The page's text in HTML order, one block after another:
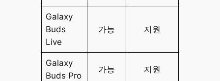
Galaxy
Buds
Live
가능 지원
Galaxy
Buds Pro
가능 지원